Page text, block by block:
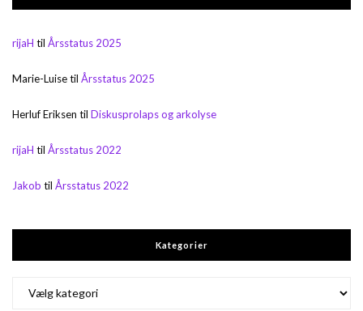
rijaH til Årsstatus 2025
Marie-Luisetil Årsstatus 2025
Herluf Eriksen til Diskusprolaps og arkolyse
rijaH til Årsstatus 2022
Jakob til Årsstatus 2022
Kategorier